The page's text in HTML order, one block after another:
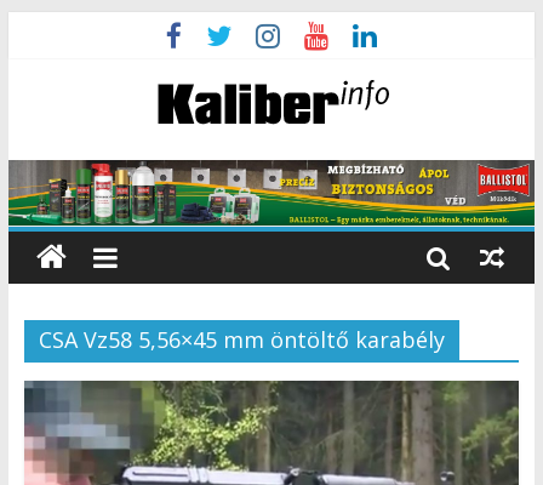
CSA Vz58 5,56×45 mm öntöltő karabély